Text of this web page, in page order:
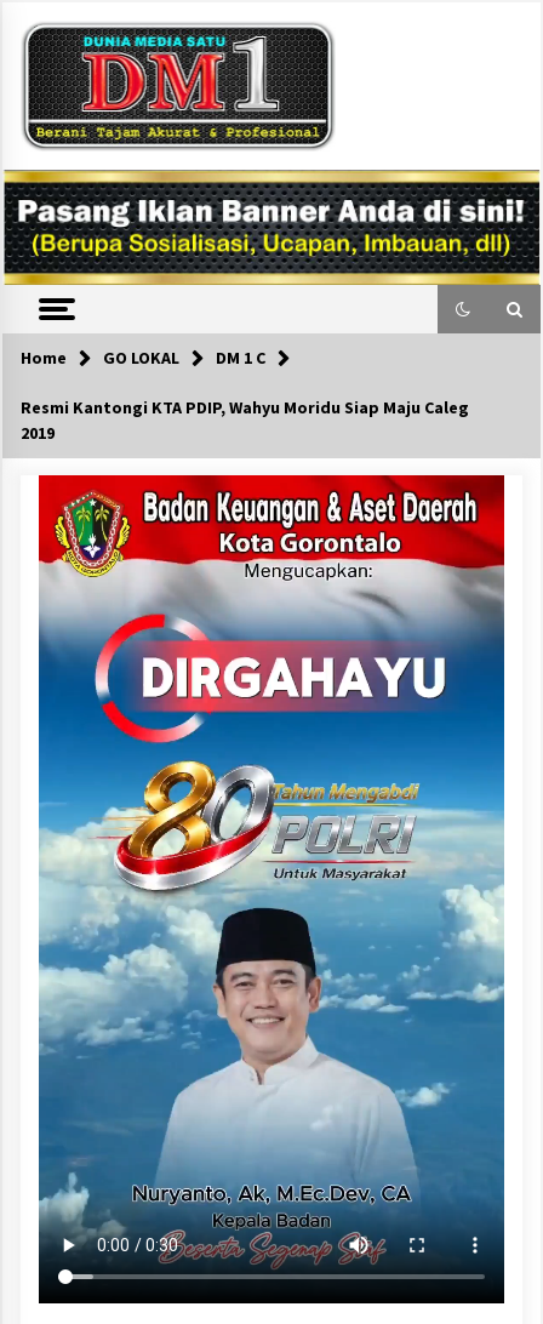
content
DM1
Home GO LOKAL DM 1 C
Resmi Kantongi KTA PDIP, Wahyu Moridu Siap Maju Caleg
2019